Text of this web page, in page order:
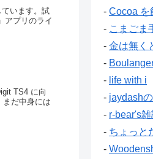
います。試
アプリのライ
TS4 に向
まだ中身には
- Cocoa を
- こまごま
- 金は無く
-
- life with i
- jaydash
- r-bear's
- ちょっと
-